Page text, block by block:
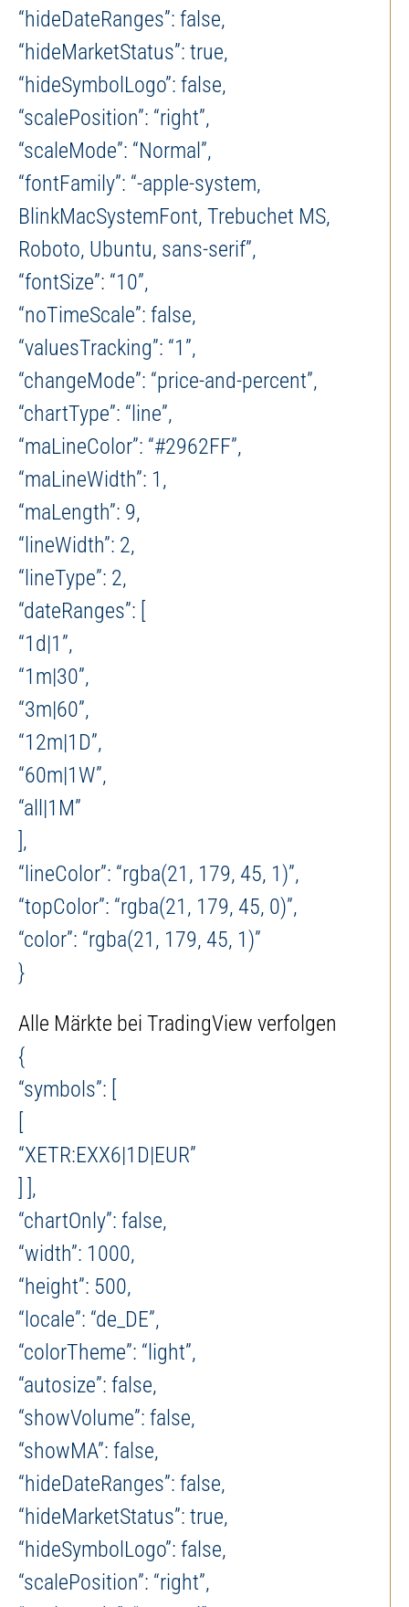
“hideDateRanges”: false,
“hideMarketStatus”: true,
“hideSymbolLogo”: false,
“scalePosition”: “right”,
“scaleMode”: “Normal”,
“fontFamily”: “-apple-system,
BlinkMacSystemFont, Trebuchet MS,
Roboto, Ubuntu, sans-serif”,
“fontSize”: “10”,
“noTimeScale”: false,
“valuesTracking”: “1”,
“changeMode”: “price-and-percent”,
“chartType”: “line”,
“maLineColor”: “#2962FF”,
“maLineWidth”: 1,
“maLength”: 9,
“lineWidth”: 2,
“lineType”: 2,
“dateRanges”: [
“1d|1”,
“1m|30”,
“3m|60”,
“12m|1D”,
“60m|1W”,
“all|1M”
],
“lineColor”: “rgba(21, 179, 45, 1)”,
“topColor”: “rgba(21, 179, 45, 0)”,
“color”: “rgba(21, 179, 45, 1)”
}
Alle Märkte bei TradingView verfolgen
{
“symbols”: [
“XETR:EXX6|1D|EUR”
] ],
“chartOnly”: false,
“width”: 1000,
“height”: 500,
“locale”: “de_DE”,
“colorTheme”: “light”,
“autosize”: false,
“showVolume”: false,
“showMA”: false,
“hideDateRanges”: false,
“hideMarketStatus”: true,
“hideSymbolLogo”: false,
“scalePosition”: “right”,